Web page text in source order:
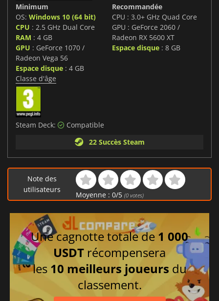
Minimum
OS: Windows 10 (64 bit)
CPU : 2.5 GHz Dual Core
RAM : 4 GB
GPU : GeForce 1070 /
Radeon Vega 56
Espace disque : 4 GB
Recommandée
CPU : 3.0+ GHz Quad Core
GPU : GeForce 2060 /
Radeon RX 5600 XT
Espace disque : 8 GB
Classe d'âge
Steam Deck:
Compatible
22 Succès Steam
Note des
utilisateurs
Moyenne : 0/5 (0votes)
Une cagnotte totale de 1 000
USDT récompensera
les 10 meilleurs joueurs du
classement.